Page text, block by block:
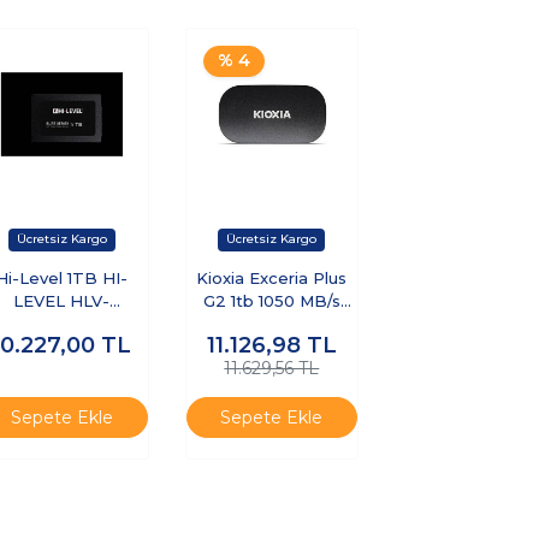
Level 1TB HI-
LEVEL HLV-
560-540 MB/sTL
Sepete Ekle
% 4
Kioxia Exceria Plus
G2 1tb 1050 MB/s
SSD
(LXD20K001TG8)
11.126,98 TL
11.629,56 TL
Sepete Ekle